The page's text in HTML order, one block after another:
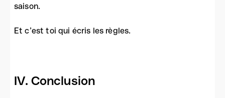
saison.
Et c’est toi qui écris les règles.
IV. Conclusion